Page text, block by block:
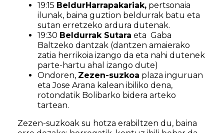
19:15 BeldurHarrapakariak, pertsonaia
ilunak, baina guztion beldurrak batu eta
sutan erretzeko ardura dutenak.
19:30 Beldurrak Sutara eta Gaba
Baltzeko dantzak (dantzen amaierako
zatia herrikoia izango da eta nahi dutenek
parte-hartu ahal izango dute)
Ondoren, Zezen-suzkoa plaza inguruan
eta Jose Arana kalean ibiliko dena,
rotondatik Bolibarko bidera arteko
tartean.
Zezen-suzkoak su hotza erabiltzen du, baina